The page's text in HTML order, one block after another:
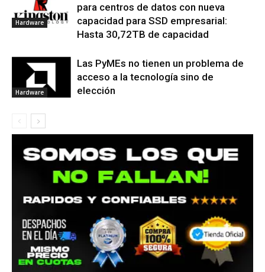
Hardware
para centros de datos con nueva
capacidad para SSD empresarial:
Hasta 30,72TB de capacidad
Hardware
Las PyMEs no tienen un problema de
acceso a la tecnología sino de
elección